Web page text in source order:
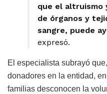
que el altruismo
de órganos y
sangre, puede
expresó.
El especialista subrayó
donadores en la entidad,
familias desconocen la